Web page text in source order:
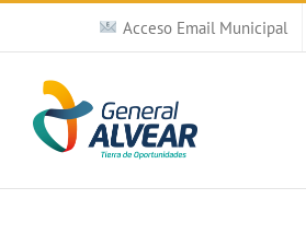
Saltar
contenido
Acceso Email Municipal